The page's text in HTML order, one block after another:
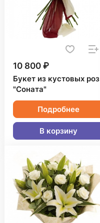
10 800 ₽
Букет из кустовых роз
"Соната"
Подробнее
В корзину